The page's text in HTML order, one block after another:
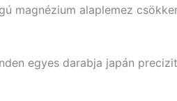
magnézium alaplemez
egyes darabja japán